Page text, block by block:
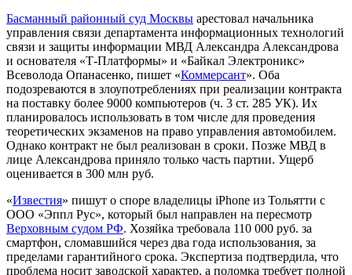
Басманный районный суд Москвы арестовал начальника
управления связи департамента информационных технологий
связи и защиты информации МВД Александра Александрова
и основателя «Т-Платформы» и «Байкал Электроникс»
Всеволода Опанасенко, пишет «Коммерсант». Оба
подозреваются в злоупотреблениях при реализации контракта
на поставку более 9000 компьютеров (ч. 3 ст. 285 УК). Их
планировалось использовать в том числе для проведения
теоретических экзаменов на право управления автомобилем.
Однако контракт не был реализован в сроки. Позже МВД в
лице Александрова приняло только часть партии. Ущерб
оценивается в 300 млн руб.
«Известия» пишут о споре владелицы iPhone из Тольятти с
ООО «Эппл Рус», который был направлен на пересмотр
Верховным судом РФ. Хозяйка требовала 110 000 руб. за
смартфон, сломавшийся через два года использования, за
пределами гарантийного срока. Экспертиза подтвердила, что
проблема носит заводской характер, а поломка требует полной